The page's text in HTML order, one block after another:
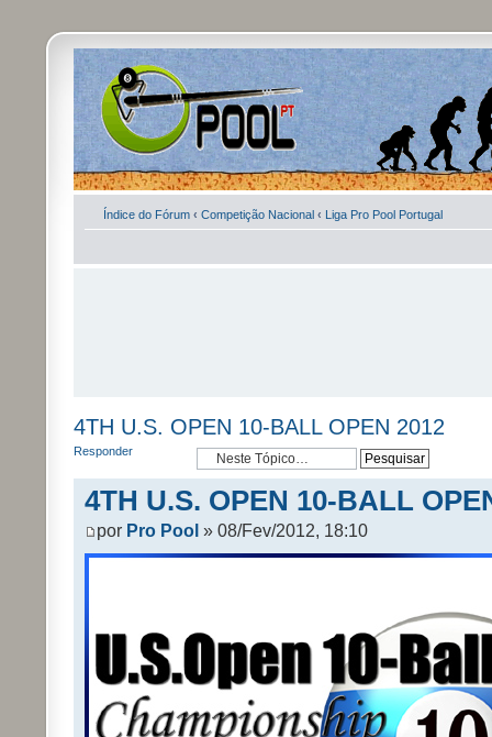
Índice do Fórum ‹ Competição Nacional ‹ Liga Pro Pool Portugal
4TH U.S. OPEN 10-BALL OPEN 2012
Responder
4TH U.S. OPEN 10-BALL
por Pro Pool » 08/Fev/2012, 18:10